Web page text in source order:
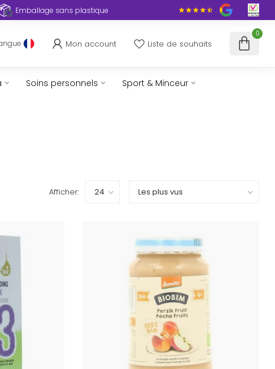
Emballage sans plastique
Mon account Liste de souhaits
0
Soins personnels Sport & Minceur
Afficher: